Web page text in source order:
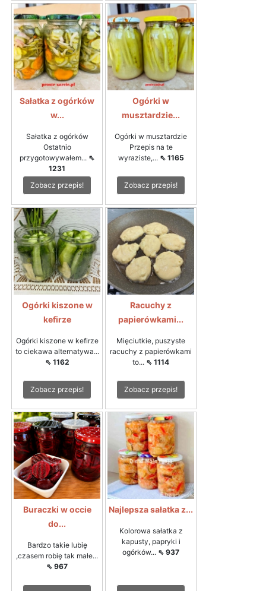
Sałatka z ogórków
w...
Sałatka z ogórków
Ostatnio
przygotowywałem... ⇖
1231
Zobacz przepis!
Ogórki w
musztardzie...
Ogórki w musztardzie
Przepis na te
wyraziste,... ⇖ 1165
Zobacz przepis!
Ogórki kiszone w
kefirze
Ogórki kiszone w kefirze
to ciekawa alternatywa...
⇖ 1162
Zobacz przepis!
Racuchy z
papierówkami...
Mięciutkie, puszyste
racuchy z papierówkami
to... ⇖ 1114
Zobacz przepis!
Buraczki w occie
do...
Bardzo takie lubię
,czasem robię tak małe...
⇖ 967
Najlepsza sałatka z...
Kolorowa sałatka z
kapusty, papryki i
ogórków... ⇖ 937